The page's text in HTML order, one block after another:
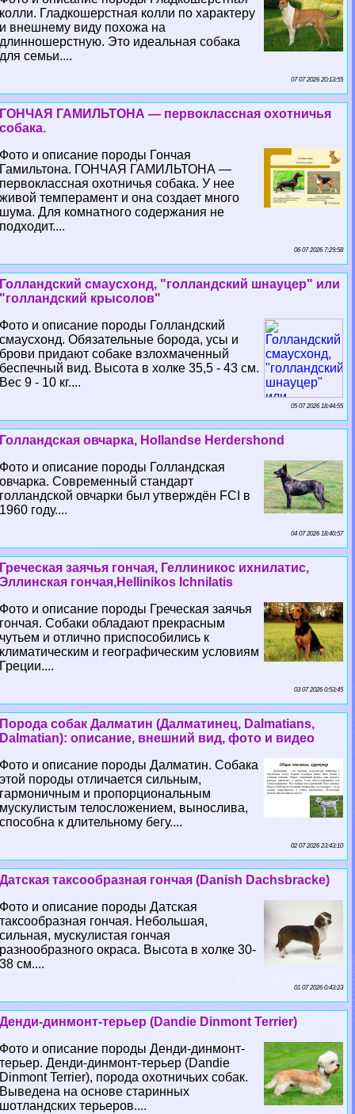
колли. Гладкошерстная колли по хаpaктеру
и внешнему виду похожа на
длинношерстную. Это идеальная собака
для семьи....
07 07 2026 20:13:55
ГОНЧАЯ ГАМИЛЬТОНА — первоклассная охотничья
собака.
Фото и описание породы Гончая
Гамильтона. ГОНЧАЯ ГАМИЛЬТОНА —
первоклассная охотничья собака. У нее
живой темперамент и она создает много
шума. Для комнатного содержания не
подходит....
06 07 2026 7:29:58
Голландский смаусхонд, "голландский шнауцер" или
"голландский крысолов"
Фото и описание породы Голландский
смаусхонд. Обязательные борода, усы и
брови придают собаке взлохмаченный
беспечный вид. Высота в холке 35,5 - 43 см.
Вес 9 - 10 кг....
05 07 2026 18:44:55
Голландская овчарка, Hollandse Herdershond
Фото и описание породы Голландская
овчарка. Современный стандарт
голландской овчарки был утверждён FCI в
1960 году....
04 07 2026 18:40:57
Греческая заячья гончая, Геллиникос ихнилатис,
Эллинская гончая,Hellinikos Ichnilatis
Фото и описание породы Греческая заячья
гончая. Собаки обладают прекрасным
чутьем и отлично приспособились к
климатическим и географическим условиям
Греции....
03 07 2026 0:53:45
Порода собак Далматин (Далматинец, Dalmatians,
Dalmatian): описание, внешний вид, фото и видео
Фото и описание породы Далматин. Собака
этой породы отличается сильным,
гармоничным и пропорциональным
мускулистым телосложением, вынослива,
способна к длительному бегу....
02 07 2026 23:43:10
Датская таксообразная гончая (Danish Dachsbracke)
Фото и описание породы Датская
таксообразная гончая. Небольшая,
сильная, мускулистая гончая
разнообразного окраса. Высота в холке 30-
38 см....
01 07 2026 0:43:23
Денди-динмонт-терьер (Dandie Dinmont Terrier)
Фото и описание породы Денди-динмонт-
терьер. Денди-динмонт-терьер (Dandie
Dinmont Terrier), порода охотничьих собак.
Выведена на основе старинных
шотландских терьеров....